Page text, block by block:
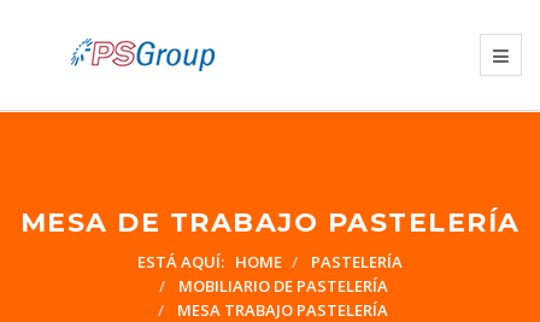
MESA DE TRABAJO PASTELERÍA
ESTÁ AQUÍ: HOME
PASTELERÍA
MOBILIARIO DE PASTELERÍA
MESA TRABAJO PASTELERÍA